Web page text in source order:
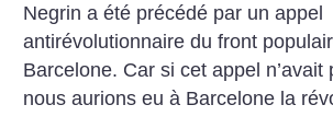
Negrin a été précédé par un appel
antirévolutionnaire du front
Barcelone. Car si cet appel n’avait
nous aurions eu à Barcelone la